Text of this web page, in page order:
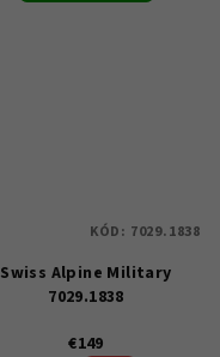
Swiss Alpine Military
7029.1838
€149
KÓD: 7029.1838